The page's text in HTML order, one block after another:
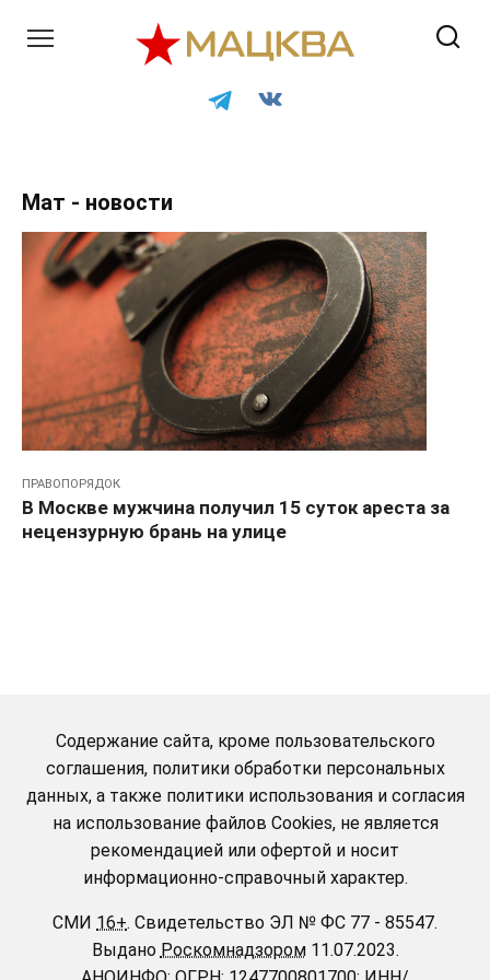
Мат - новости
ПРАВОПОРЯДОК
В Москве мужчина получил 15 суток ареста за
нецензурную брань на улице
Содержание сайта, кроме пользовательского
соглашения, политики обработки персональных
данных, а также политики использования и согласия
на использование файлов Cookies, не является
рекомендацией или офертой и носит
информационно-справочный характер.
СМИ 16+. Свидетельство ЭЛ № ФС 77 - 85547.
Выдано Роскомнадзором11.07.2023.